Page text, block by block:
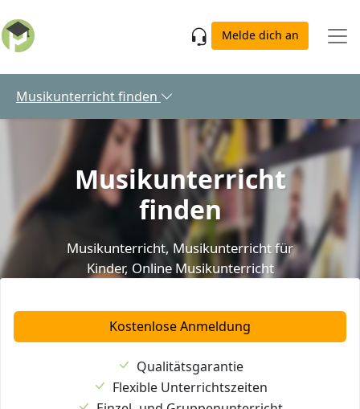
Melde dich an
Musikunterricht finden
Musikunterricht
finden
Musikunterricht, Musikunterricht für
Kinder, Online Musikunterricht
Kostenlose Anmeldung
Qualitätsgarantie
Flexible Unterrichtszeiten